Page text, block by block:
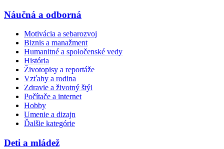
Náučná a odborná
Motivácia a sebarozvoj
Biznis a manažment
Humanitné a spoločenské vedy
História
Životopisy a reportáže
Vzťahy a rodina
Zdravie a životný štýl
Počítače a internet
Hobby
Umenie a dizajn
Ďalšie kategórie
Deti a mládež